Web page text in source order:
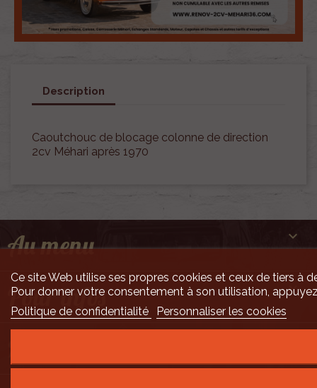
Description
Caoutchouc de blocage colonne de direction
2cv Méhari après 1970
Au menu 
Pour infos 
Ce site Web utilise ses propres cookies et ceux de tiers à
Pour donner votre consentement à son utilisation,
Politique de confidentialité
Personnaliser les cookies